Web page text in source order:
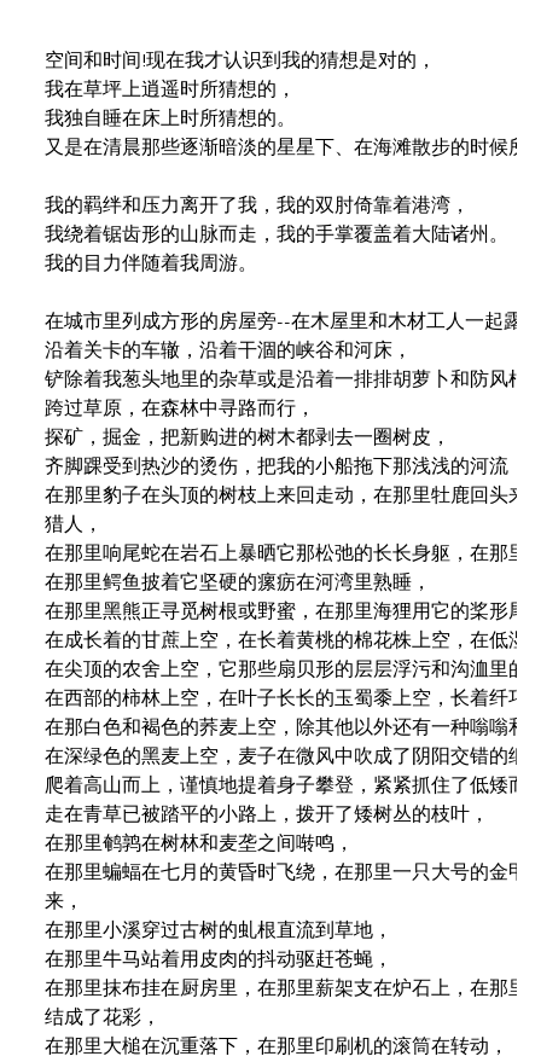
空间和时间!现在我才认识到我的猜想是对的，
我在草坪上逍遥时所猜想的，
我独自睡在床上时所猜想的。
又是在清晨那些逐渐暗淡的星星下、在海滩散步的时候所
我的羁绊和压力离开了我，我的双肘倚靠着港湾，
我绕着锯齿形的山脉而走，我的手掌覆盖着大陆诸州。
我的目力伴随着我周游。
在城市里列成方形的房屋旁--在木屋里和木材工人一起露
沿着关卡的车辙，沿着干涸的峡谷和河床，
铲除着我葱头地里的杂草或是沿着一排排胡萝卜和防风根
跨过草原，在森林中寻路而行，
探矿，掘金，把新购进的树木都剥去一圈树皮，
齐脚踝受到热沙的烫伤，把我的小船拖下那浅浅的河流，
在那里豹子在头顶的树枝上来回走动，在那里牡鹿回头来
猎人，
在那里响尾蛇在岩石上暴晒它那松弛的长长身躯，在那里
在那里鳄鱼披着它坚硬的瘰疬在河湾里熟睡，
在那里黑熊正寻觅树根或野蜜，在那里海狸用它的桨形尾
在成长着的甘蔗上空，在长着黄桃的棉花株上空，在低湿
在尖顶的农舍上空，它那些扇贝形的层层浮污和沟洫里的
在西部的柿林上空，在叶子长长的玉蜀黍上空，长着纤巧
在那白色和褐色的荞麦上空，除其他以外还有一种嗡嗡和
在深绿色的黑麦上空，麦子在微风中吹成了阴阳交错的细
爬着高山而上，谨慎地提着身子攀登，紧紧抓住了低矮而
走在青草已被踏平的小路上，拨开了矮树丛的枝叶，
在那里鹌鹑在树林和麦垄之间啭鸣，
在那里蝙蝠在七月的黄昏时飞绕，在那里一只大号的金甲
来，
在那里小溪穿过古树的虬根直流到草地，
在那里牛马站着用皮肉的抖动驱赶苍蝇，
在那里抹布挂在厨房里，在那里薪架支在炉石上，在那里
结成了花彩，
在那里大槌在沉重落下，在那里印刷机的滚筒在转动，